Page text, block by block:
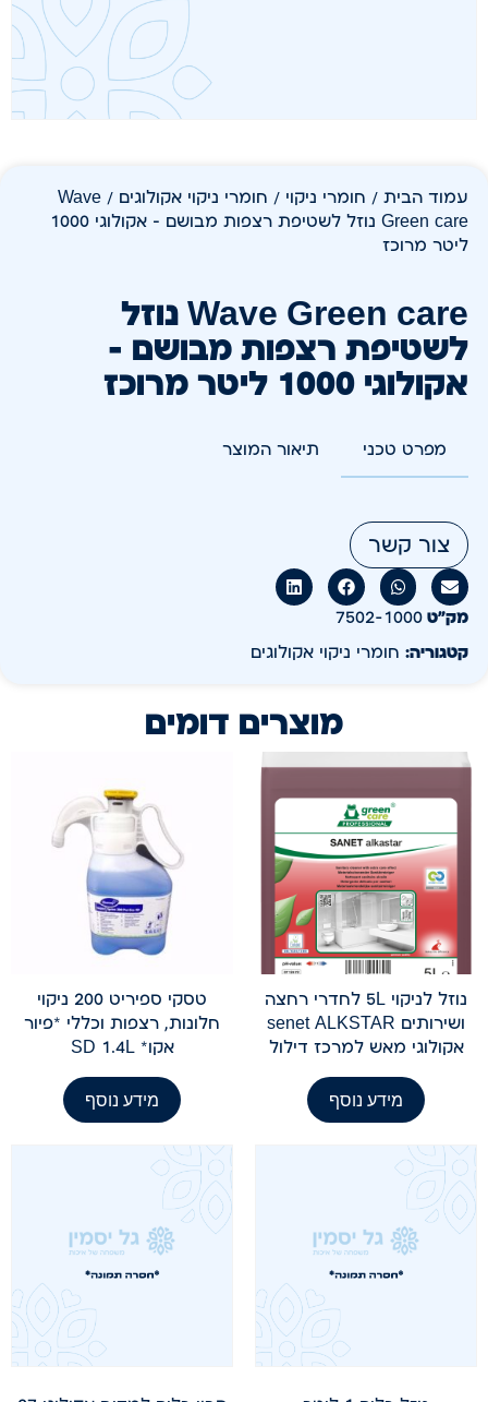
עמוד הבית / חומרי ניקוי / חומרי ניקוי אקולוגים
/ Wave
Green care נוזל לשטיפת רצפות מבושם – אקולוגי 1000
ליטר מרוכז
Wave Green care נוזל
לשטיפת רצפות מבושם –
אקולוגי 1000 ליטר מרוכז
מפרט טכני תיאור המוצר
צור קשר
מק״ט 7502-1000
קטגוריה: חומרי ניקוי אקולוגים
מוצרים דומים
נוזל לניקוי 5L לחדרי רחצה
ושירותים senet ALKSTAR
אקולוגי מאש למרכז דילול
מידע נוסף
טסקי ספיריט 200 ניקוי
חלונות, רצפות וכללי *פיור
אקו* SD 1.4L
מידע נוסף